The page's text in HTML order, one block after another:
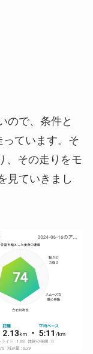
ので、条件と
っています。そ
、その走りをモ
見ていきまし